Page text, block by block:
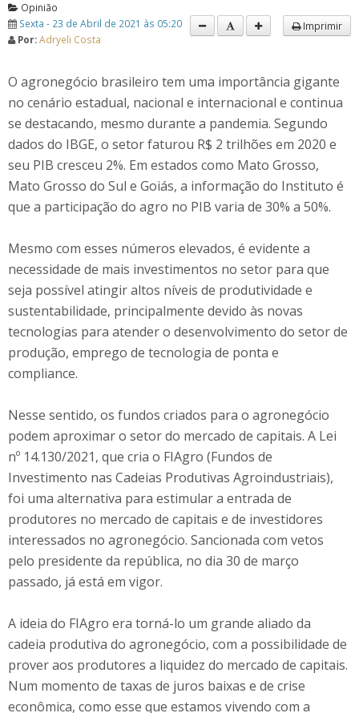
Opinião
Sexta - 23 de Abril de 2021 às 05:20
Por:Adryeli Costa
Imprimir
O agronegócio brasileiro tem uma importância gigante
no cenário estadual, nacional e internacional e continua
se destacando, mesmo durante a pandemia. Segundo
dados do IBGE, o setor faturou R$ 2 trilhões em 2020 e
seu PIB cresceu 2%. Em estados como Mato Grosso,
Mato Grosso do Sul e Goiás, a informação do Instituto é
que a participação do agro no PIB varia de 30% a 50%.
Mesmo com esses números elevados, é evidente a
necessidade de mais investimentos no setor para que
seja possível atingir altos níveis de produtividade e
sustentabilidade, principalmente devido às novas
tecnologias para atender o desenvolvimento do setor de
produção, emprego de tecnologia de ponta e
compliance.
Nesse sentido, os fundos criados para o agronegócio
podem aproximar o setor do mercado de capitais. A Lei
nº 14.130/2021, que cria o FIAgro (Fundos de
Investimento nas Cadeias Produtivas Agroindustriais),
foi uma alternativa para estimular a entrada de
produtores no mercado de capitais e de investidores
interessados no agronegócio. Sancionada com vetos
pelo presidente da república, no dia 30 de março
passado, já está em vigor.
A ideia do FIAgro era torná-lo um grande aliado da
cadeia produtiva do agronegócio, com a possibilidade de
prover aos produtores a liquidez do mercado de capitais.
Num momento de taxas de juros baixas e de crise
econômica, como esse que estamos vivendo com a